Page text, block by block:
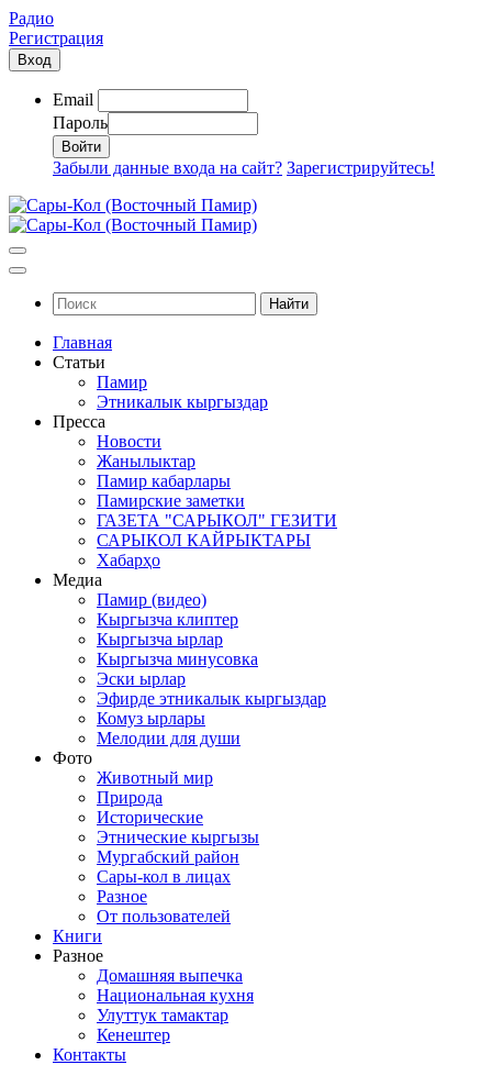
Радио
Регистрация
Вход
Email
Пароль
Забыли данные входа на сайт? Зарегистрируйтесь!
Найти
Главная
Статьи
Памир
Этникалык кыргыздар
Пресса
Новости
Жанылыктар
Памир кабарлары
Памирские заметки
ГАЗЕТА "САРЫКОЛ" ГЕЗИТИ
САРЫКОЛ КАЙРЫКТАРЫ
Хабарҳо
Медиа
Памир (видео)
Кыргызча клиптер
Кыргызча ырлар
Кыргызча минусовка
Эски ырлар
Эфирде этникалык кыргыздар
Комуз ырлары
Мелодии для души
Фото
Животный мир
Природа
Исторические
Этнические кыргызы
Мургабский район
Сары-кол в лицах
Разное
От пользователей
Книги
Разное
Домашняя выпечка
Национальная кухня
Улуттук тамактар
Кенештер
Контакты